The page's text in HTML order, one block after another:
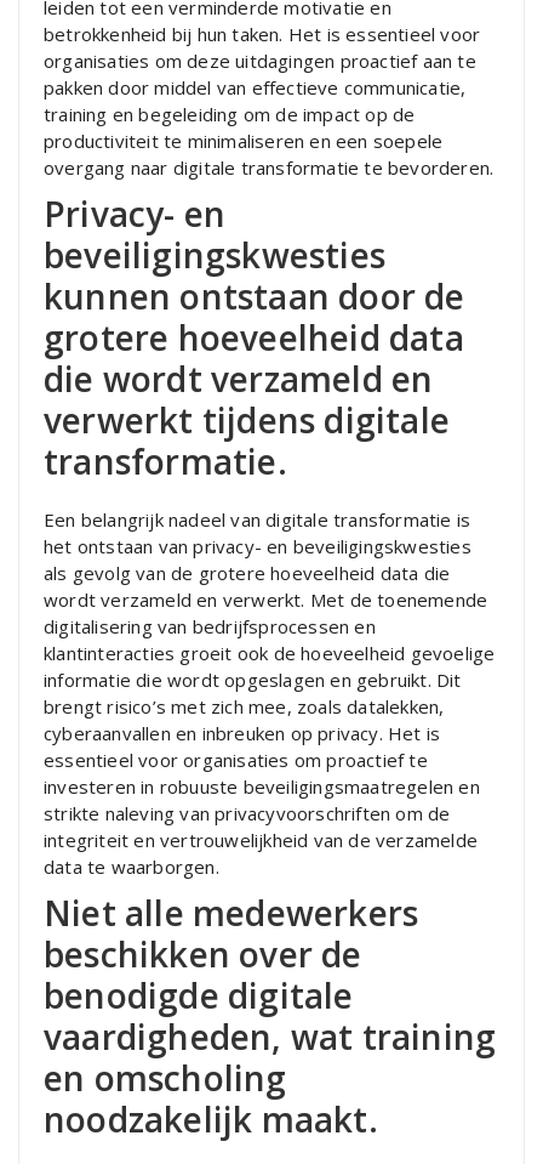
leiden tot een verminderde motivatie en
betrokkenheid bij hun taken. Het is essentieel voor
organisaties om deze uitdagingen proactief aan te
pakken door middel van effectieve communicatie,
training en begeleiding om de impact op de
productiviteit te minimaliseren en een soepele
overgang naar digitale transformatie te bevorderen.
Privacy- en
beveiligingskwesties
kunnen ontstaan door de
grotere hoeveelheid data
die wordt verzameld en
verwerkt tijdens digitale
transformatie.
Een belangrijk nadeel van digitale transformatie is
het ontstaan van privacy- en beveiligingskwesties
als gevolg van de grotere hoeveelheid data die
wordt verzameld en verwerkt. Met de toenemende
digitalisering van bedrijfsprocessen en
klantinteracties groeit ook de hoeveelheid gevoelige
informatie die wordt opgeslagen en gebruikt. Dit
brengt risico’s met zich mee, zoals datalekken,
cyberaanvallen en inbreuken op privacy. Het is
essentieel voor organisaties om proactief te
investeren in robuuste beveiligingsmaatregelen en
strikte naleving van privacyvoorschriften om de
integriteit en vertrouwelijkheid van de verzamelde
data te waarborgen.
Niet alle medewerkers
beschikken over de
benodigde digitale
vaardigheden, wat training
en omscholing
noodzakelijk maakt.